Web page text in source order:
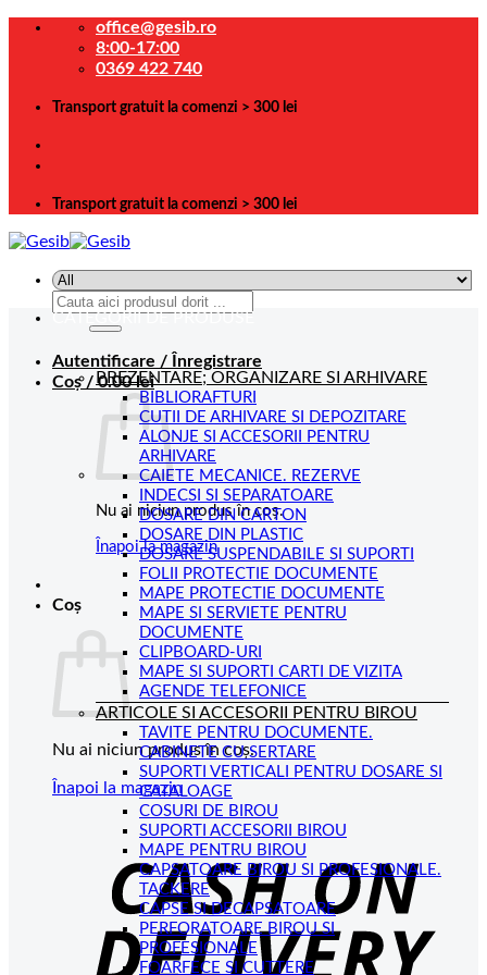
Skip
office@gesib.ro
8:00-17:00
0369 422 740
Transport gratuit la comenzi > 300 lei
Transport gratuit la comenzi > 300 lei
Caută
Autentificare / Înregistrare
Coș /0.00lei
Nu ai niciun produs în coș.
Înapoi la magazin
Coș
Nu ai niciun produs în coș.
Înapoi la magazin
CATEGORII DE PRODUSE
PREZENTARE; ORGANIZARE SI ARHIVARE
BIBLIORAFTURI
CUTII DE ARHIVARE SI DEPOZITARE
ALONJE SI ACCESORII PENTRU
ARHIVARE
CAIETE MECANICE. REZERVE
INDECSI SI SEPARATOARE
DOSARE DIN CARTON
DOSARE DIN PLASTIC
DOSARE SUSPENDABILE SI SUPORTI
FOLII PROTECTIE DOCUMENTE
MAPE PROTECTIE DOCUMENTE
MAPE SI SERVIETE PENTRU
DOCUMENTE
CLIPBOARD-URI
MAPE SI SUPORTI CARTI DE VIZITA
AGENDE TELEFONICE
ARTICOLE SI ACCESORII PENTRU BIROU
TAVITE PENTRU DOCUMENTE.
CABINETE CU SERTARE
SUPORTI VERTICALI PENTRU DOSARE SI
CATALOAGE
COSURI DE BIROU
SUPORTI ACCESORII BIROU
MAPE PENTRU BIROU
CAPSATOARE BIROU SI PROFESIONALE.
TACKERE
CAPSE SI DECAPSATOARE
PERFORATOARE BIROU SI
PROFESIONALE
FOARFECE SI CUTTERE